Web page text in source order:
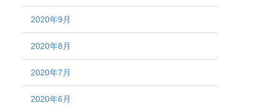
2020年9月
2020年8月
2020年7月
2020年6月